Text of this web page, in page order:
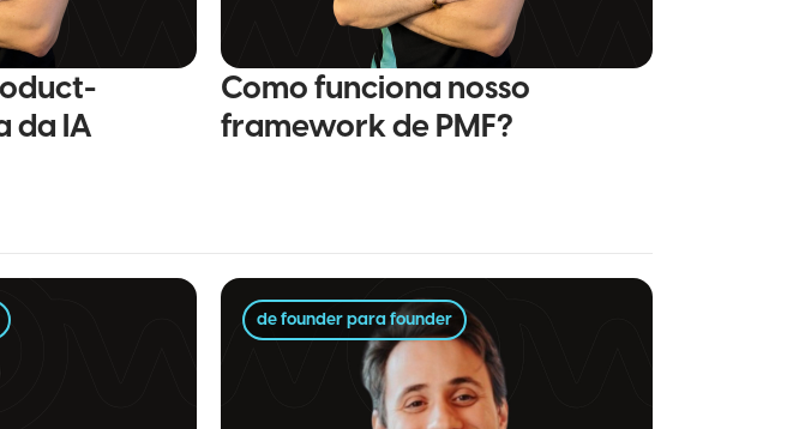
da IA
Como funciona nosso
framework de PMF?
de founder para founder